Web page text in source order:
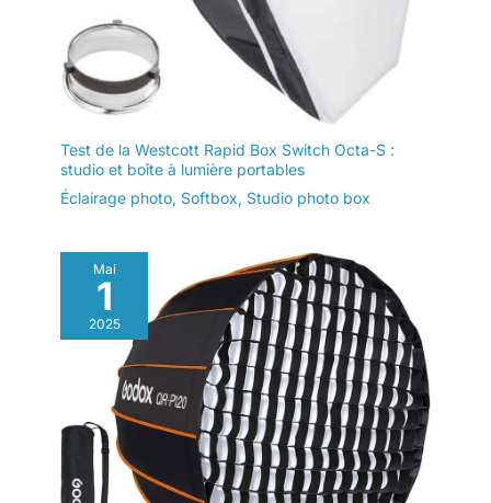
mode S2 Dissipation thermique
thermique nouvellement
amélioré adopte un ventilateur
de refroidissement silencieux et
des radiateurs de qualité
efficacement la température de
photographie au flash en studio,
prolonger la durée de vie du
surchauffe même après 300
pleins en continus à pleine
puissance
Test de la Westcott Rapid Box Switch Octa-S :
studio et boîte à lumière portables
Éclairage photo, Softbox, Studio photo box
Mai
1
2025